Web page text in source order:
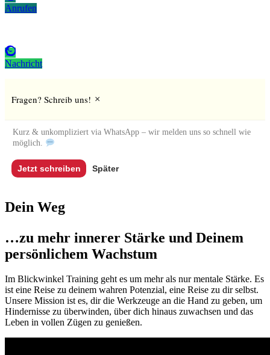
Anrufen
Nachricht
Fragen? Schreib uns! ×
Kurz & unkompliziert via WhatsApp – wir melden uns so schnell wie
möglich.
Jetzt schreiben Später
Dein Weg
…zu mehr innerer Stärke und Deinem
persönlichem Wachstum
Im Blickwinkel Training geht es um mehr als nur mentale Stärke. Es
ist eine Reise zu deinem wahren Potenzial, eine Reise zu dir selbst.
Unsere Mission ist es, dir die Werkzeuge an die Hand zu geben, um
Hindernisse zu überwinden, über dich hinaus zuwachsen und das
Leben in vollen Zügen zu genießen.